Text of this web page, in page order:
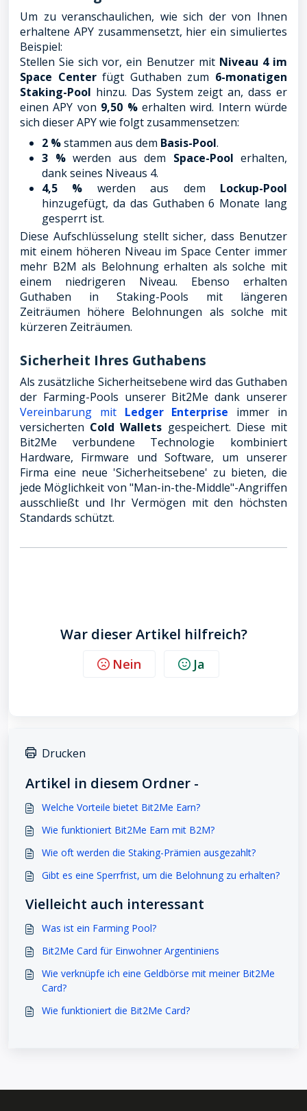
Um zu veranschaulichen, wie sich der von Ihnen
erhaltene APY zusammensetzt, hier ein simuliertes
Beispiel:
Stellen Sie sich vor, ein Benutzer mit Niveau 4 im
Space Centerfügt Guthaben zum 6-monatigen
Staking-Pool hinzu. Das System zeigt an, dass er
einen APY von 9,50 %erhalten wird. Intern würde
sich dieser APY wie folgt zusammensetzen:
2 %stammen aus dem Basis-Pool.
3 %werden aus dem Space-Pool erhalten,
dank seines Niveaus 4.
4,5 % werden aus dem Lockup-Pool
hinzugefügt, da das Guthaben 6 Monate lang
gesperrt ist.
Diese Aufschlüsselung stellt sicher, dass Benutzer
mit einem höheren Niveau im Space Center immer
mehr B2M als Belohnung erhalten als solche mit
einem niedrigeren Niveau. Ebenso erhalten
Guthaben in Staking-Pools mit längeren
Zeiträumen höhere Belohnungen als solche mit
kürzeren Zeiträumen.
Sicherheit Ihres Guthabens
Als zusätzliche Sicherheitsebene wird das Guthaben
der Farming-Pools unserer Bit2Me dank unserer
Vereinbarung mitLedger Enterprise immer in
versicherten Cold Wallets gespeichert. Diese mit
Bit2Me verbundene Technologie kombiniert
Hardware, Firmware und Software, um unserer
Firma eine neue 'Sicherheitsebene' zu bieten, die
jede Möglichkeit von "Man-in-the-Middle"-Angriffen
ausschließt und Ihr Vermögen mit den höchsten
Standards schützt.
War dieser Artikel hilfreich?
Nein Ja
Drucken
Artikel in diesem Ordner -
Welche Vorteile bietet Bit2Me Earn?
Wie funktioniert Bit2Me Earn mit B2M?
Wie oft werden die Staking-Prämien ausgezahlt?
Gibt es eine Sperrfrist, um die Belohnung zu erhalten?
Vielleicht auch interessant
Was ist ein Farming Pool?
Bit2Me Card für Einwohner Argentiniens
Wie verknüpfe ich eine Geldbörse mit meiner Bit2Me
Card?
Wie funktioniert die Bit2Me Card?